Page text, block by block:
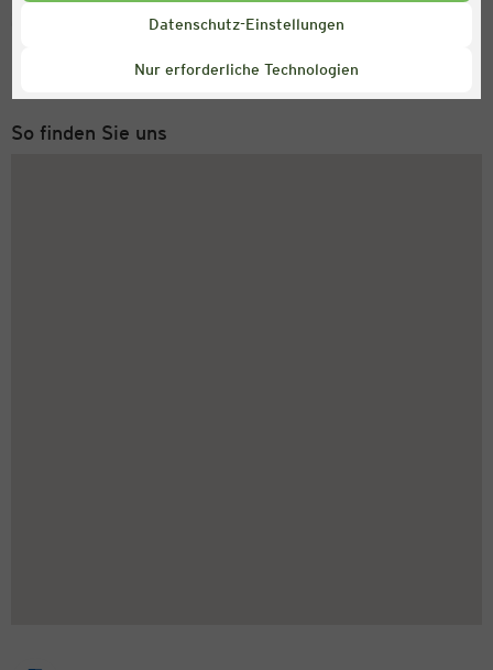
Datenschutz-Einstellungen
Nur erforderliche Technologien
Service Hotline
Montag bis Freitag 8-18 Uhr
So finden Sie uns